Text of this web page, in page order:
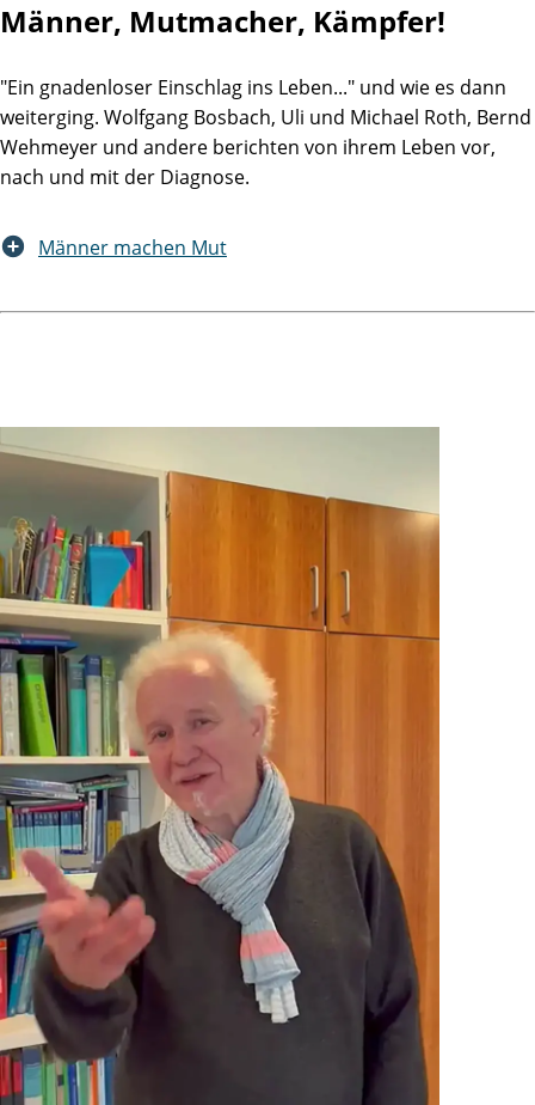
Männer, Mutmacher, Kämpfer!
"Ein gnadenloser Einschlag ins Leben..." und wie es dann
weiterging. Wolfgang Bosbach, Uli und Michael Roth, Bernd
Wehmeyer und andere berichten von ihrem Leben vor,
nach und mit der Diagnose.
Männer machen Mut